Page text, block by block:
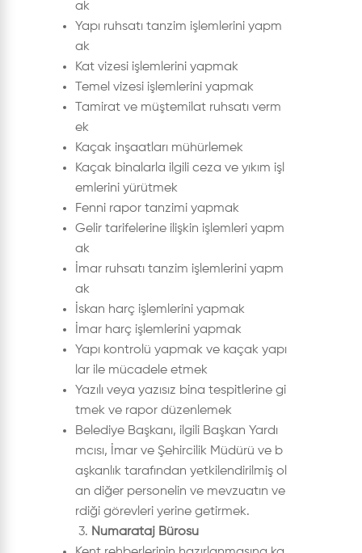
ak
Yapı ruhsatı tanzim işlemlerini yapm
ak
Kat vizesi işlemlerini yapmak
Temel vizesi işlemlerini yapmak
Tamirat ve müştemilat ruhsatı verm
ek
Kaçak inşaatları mühürlemek
Kaçak binalarla ilgili ceza ve yıkım işl
emlerini yürütmek
Fenni rapor tanzimi yapmak
Gelir tarifelerine ilişkin işlemleri yapm
ak
İmar ruhsatı tanzim işlemlerini yapm
ak
İskan harç işlemlerini yapmak
İmar harç işlemlerini yapmak
Yapı kontrolü yapmak ve kaçak yapı
lar ile mücadele etmek
Yazılı veya yazısız bina tespitlerine gi
tmek ve rapor düzenlemek
Belediye Başkanı, ilgili Başkan Yardı
mcısı, İmar ve Şehircilik Müdürü ve b
aşkanlık tarafından yetkilendirilmiş ol
an diğer personelin ve mevzuatın ve
rdiği görevleri yerine getirmek.
3. Numarataj Bürosu